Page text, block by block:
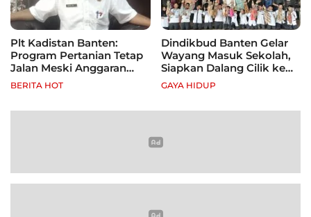
Plt Kadistan Banten:
Program Pertanian Tetap
Jalan Meski Anggaran
Terbatas, Fokus Jagung
hingga Tebu
BERITA HOT
Dindikbud Banten Gelar
Wayang Masuk Sekolah,
Siapkan Dalang Cilik ke
Festival Nasional
GAYA HIDUP